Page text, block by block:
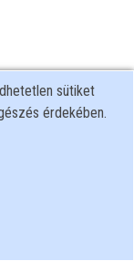
sütiket
érdekében.